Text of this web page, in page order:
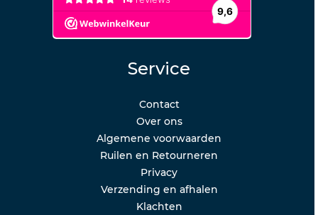
Service
Contact
Over ons
Algemene voorwaarden
Ruilen en Retourneren
Privacy
Verzending en afhalen
Klachten